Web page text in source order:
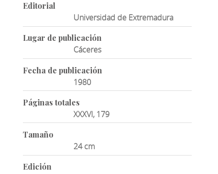
Editorial
Universidad de Extremadura
Lugar de publicación
Cáceres
Fecha de publicación
1980
Páginas totales
XXXVI, 179
Tamaño
24 cm
Edición